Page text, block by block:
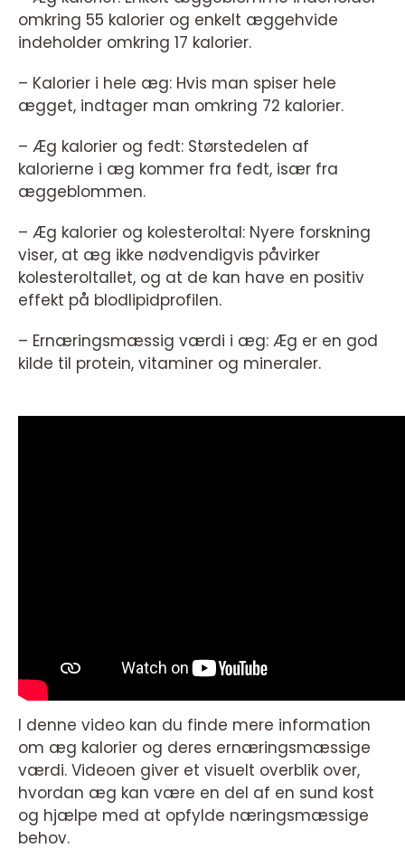
omkring 55 kalorier og enkelt æggehvide
indeholder omkring 17 kalorier.
– Kalorier i hele æg: Hvis man spiser hele
ægget, indtager man omkring 72 kalorier.
– Æg kalorier og fedt: Størstedelen af
kalorierne i æg kommer fra fedt, især fra
æggeblommen.
– Æg kalorier og kolesteroltal: Nyere forskning
viser, at æg ikke nødvendigvis påvirker
kolesteroltallet, og at de kan have en positiv
effekt på blodlipidprofilen.
– Ernæringsmæssig værdi i æg: Æg er en god
kilde til protein, vitaminer og mineraler.
I denne video kan du finde mere information
om æg kalorier og deres ernæringsmæssige
værdi. Videoen giver et visuelt overblik over,
hvordan æg kan være en del af en sund kost
og hjælpe med at opfylde næringsmæssige
behov.